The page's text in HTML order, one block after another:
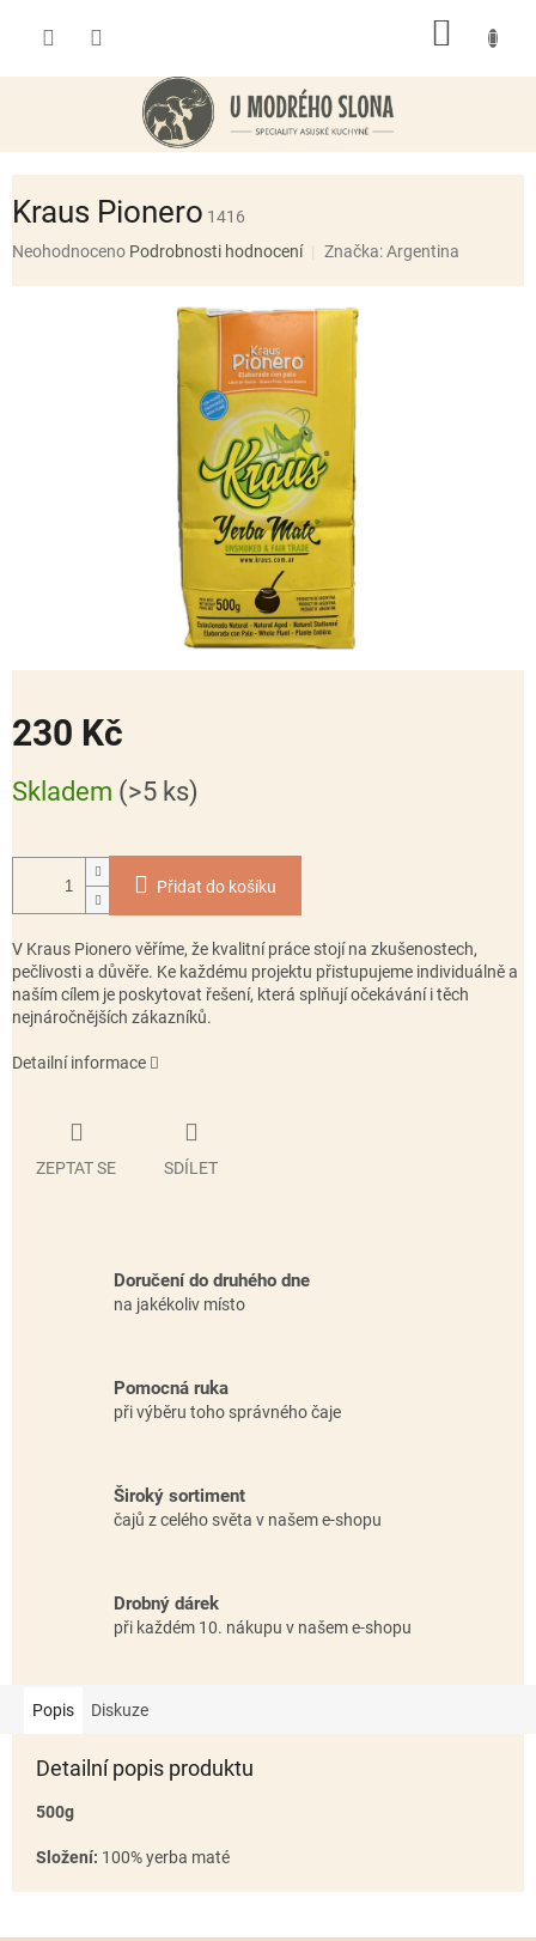
Kraus Pionero 1416
Průměrné
Neohodnoceno Podrobnosti hodnocení Značka:Argentina
230 Kč
cena:
Skladem (>5 ks)
Přidat do košíku
V Kraus Pionero věříme, že kvalitní práce stojí na zkušenostech,
pečlivosti a důvěře. Ke každému projektu přistupujeme individuálně a
naším cílem je poskytovat řešení, která splňují očekávání i těch
nejnáročnějších zákazníků.
Detailní informace
ZEPTAT SE SDÍLET
Doručení do druhého dne
na jakékoliv místo
Pomocná ruka
při výběru toho správného čaje
Široký sortiment
čajů z celého světa v našem e-shopu
Drobný dárek
při každém 10. nákupu v našem e-shopu
Popis Diskuze
Detailní popis produktu
500g
Složení: 100% yerba maté